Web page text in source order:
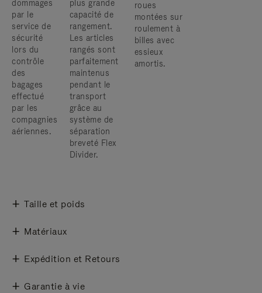
dommages
par le
service de
sécurité
lors du
contrôle
des
bagages
effectué
par les
compagnies
aériennes.
plus grande
capacité de
rangement.
Les articles
rangés sont
parfaitement
maintenus
pendant le
transport
grâce au
système de
séparation
breveté Flex
Divider.
roues
montées sur
roulement à
billes avec
essieux
amortis.
Taille et poids
Matériaux
Expédition et Retours
Garantie à vie